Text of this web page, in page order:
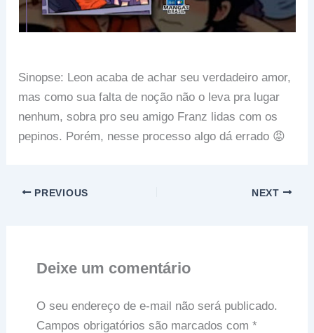
Sinopse: Leon acaba de achar seu verdadeiro amor,
mas como sua falta de noção não o leva pra lugar
nenhum, sobra pro seu amigo Franz lidas com os
pepinos. Porém, nesse processo algo dá errado 😡
PREVIOUS NEXT
Deixe um comentário
O seu endereço de e-mail não será publicado.
Campos obrigatórios são marcados com *